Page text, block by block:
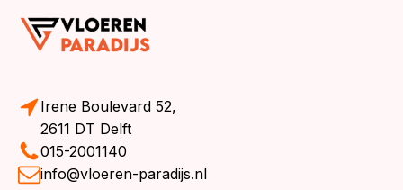
Irene Boulevard 52,
2611 DT Delft
015-2001140
info@vloeren-paradijs.nl